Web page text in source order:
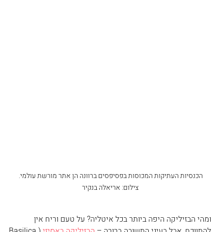
הכנסיות העתיקות המכוסות בפסיפסים ברוונה הן אתר מורשת עולמי.
צילום: אריאלה ‏בנקיר
ומהי הבזיליקה היפה ביותר בכל איטליה? על טעם וריח אין